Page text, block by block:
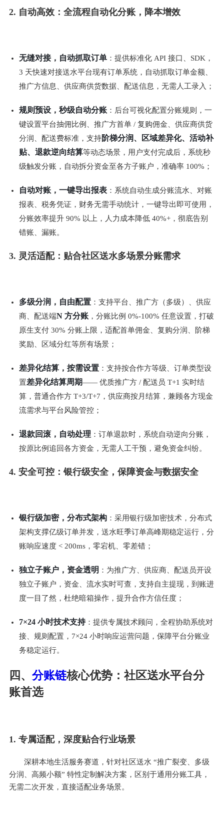
2. 自动高效：全流程自动化分账，降本增效
无缝对接，自动抓取订单 ：提供标准化 API 接口、SDK，
3 天快速对接送水平台现有订单系统，自动抓取订单金额、
推广方信息、供应商供货数据、配送信息，无需人工录入；
规则预设，秒级自动分账 ：后台可视化配置分账规则，一
键设置平台抽佣比例、推广方首单 / 复购佣金、供应商供货
分润、配送费标准，支持阶梯分润、区域差异化、活动补
贴、退款逆向结算等动态场景，用户支付完成后，系统秒
级触发分账，自动拆分资金至各方子账户，准确率 100%；
自动对账，一键导出报表 ：系统自动生成分账流水、对账
报表、税务凭证，财务无需手动统计，一键导出即可使用，
分账效率提升 90% 以上，人力成本降低 40%+，彻底告别
错账、漏账。
3. 灵活适配：贴合社区送水多场景分账需求
多级分润，自由配置 ：支持平台、推广方（多级）、供应
商、配送端N 方分账 ，分账比例 0%-100% 任意设置，打破
原生支付 30% 分账上限，适配首单佣金、复购分润、阶梯
奖励、区域分红等所有场景；
差异化结算，按需设置 ：支持按合作方等级、订单类型设
置差异化结算周期—— 优质推广方 / 配送员 T+1 实时结
算，普通合作方 T+3/T+7，供应商按月结算，兼顾各方现金
流需求与平台风险管控；
退款回滚，自动处理 ：订单退款时，系统自动逆向分账，
按原比例追回各方资金，无需人工干预，避免资金纠纷。
4. 安全可控：银行级安全，保障资金与数据安全
银行级加密，分布式架构 ：采用银行级加密技术，分布式
架构支撑亿级订单并发，送水旺季订单高峰期稳定运行，分
账响应速度 < 200ms，零宕机、零差错；
独立子账户，资金透明 ：为推广方、供应商、配送员开设
独立子账户，资金、流水实时可查，支持自主提现，到账进
度一目了然，杜绝暗箱操作，提升合作方信任度；
7×24 小时技术支持：提供专属技术顾问，全程协助系统对
接、规则配置，7×24 小时响应运营问题，保障平台分账业
务稳定运行。
四、 分账链核心优势：社区送水平台分
账首选
1. 专属适配，深度贴合行业场景
深耕本地生活服务赛道，针对社区送水 “推广裂变、多级
分润、高频小额” 特性定制解决方案，区别于通用分账工具，
无需二次开发，直接适配业务场景。